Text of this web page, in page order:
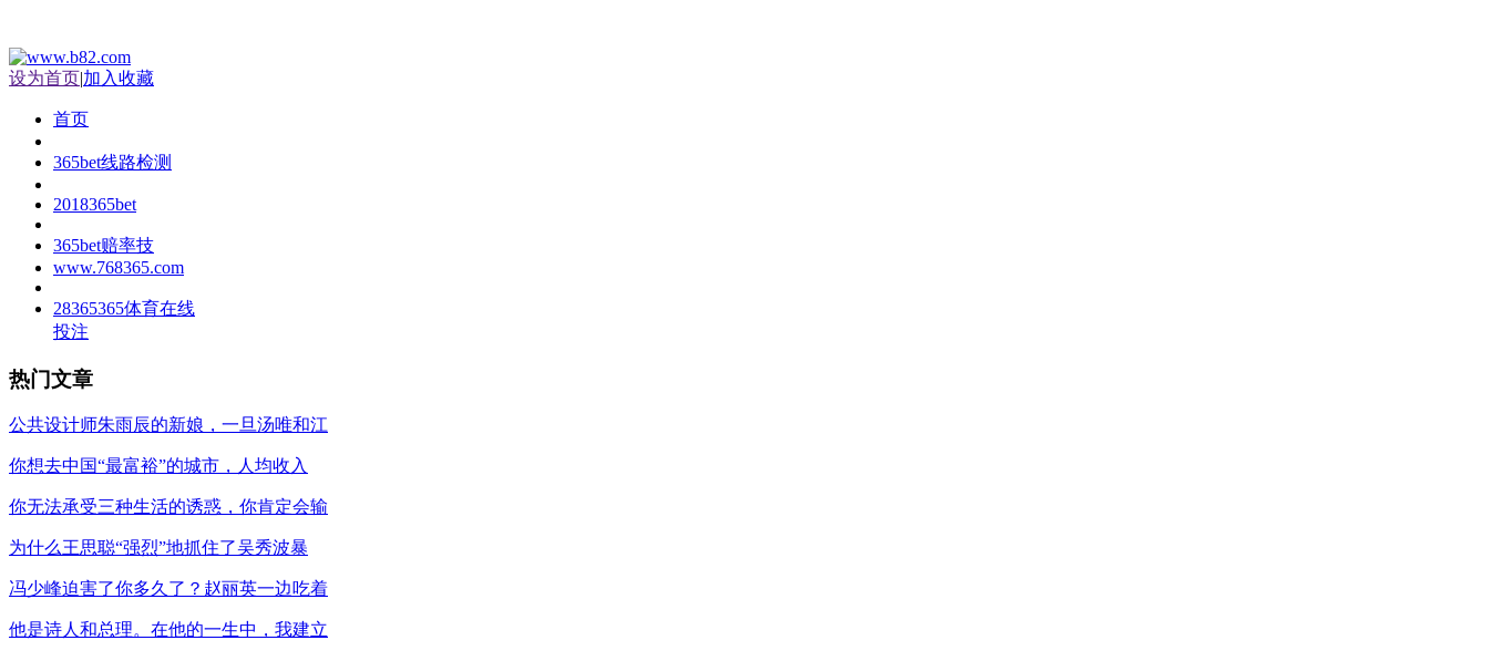
设为首页|加入收藏
首页
365bet线路检测
2018365bet
365bet赔率技
www.768365.com
28365365体育在线
投注
热门文章
公共设计师朱雨辰的新娘，一旦汤唯和江
你想去中国“最富裕”的城市，人均收入
你无法承受三种生活的诱惑，你肯定会输
为什么王思聪“强烈”地抓住了吴秀波暴
冯少峰迫害了你多久了？赵丽英一边吃着
他是诗人和总理。在他的一生中，我建立